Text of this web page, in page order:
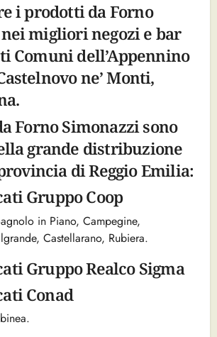
i prodotti da Forno
migliori negozi e bar
Comuni dell’Appennino
ne’ Monti,
Forno Simonazzi sono
grande distribuzione
di Reggio Emilia:
Gruppo Coop
in Piano, Campegine,
Castellarano, Rubiera.
Gruppo Realco Sigma
Conad